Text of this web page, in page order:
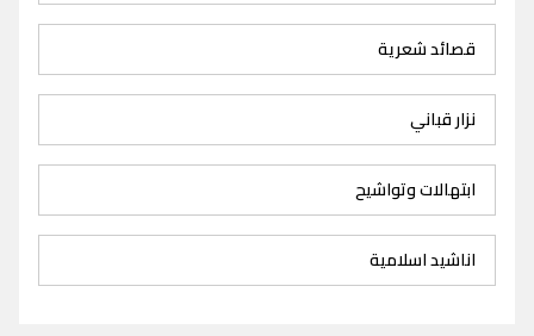
قصائد شعرية
نزار قباني
ابتهالات وتواشيح
اناشيد اسلامية